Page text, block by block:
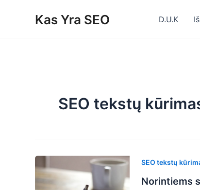
Kas Yra SEO D.U.K
SEO tekstų
SEO tekstų
Norintiems